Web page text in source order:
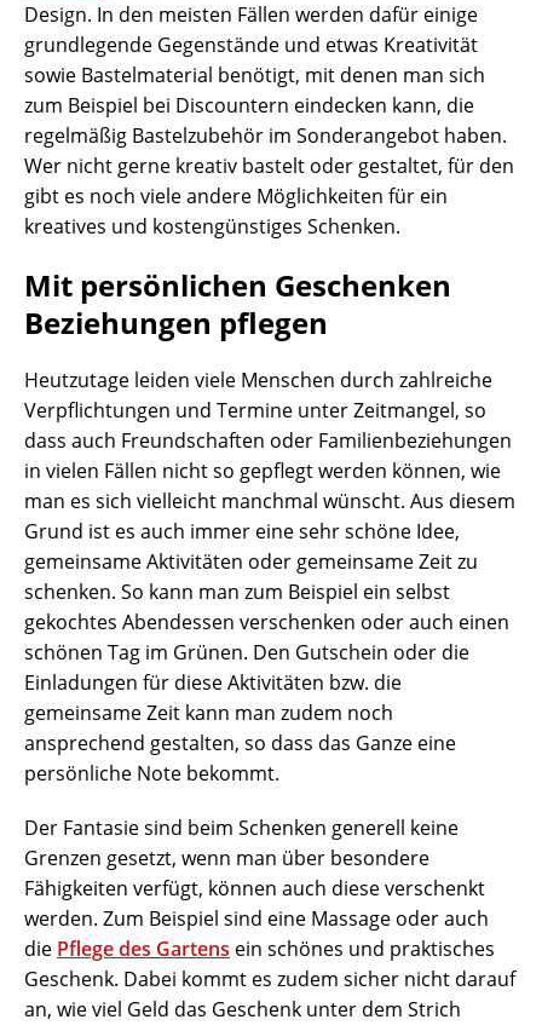
Design. In den meisten Fällen werden dafür einige
grundlegende Gegenstände und etwas Kreativität
sowie Bastelmaterial benötigt, mit denen man sich
zum Beispiel bei Discountern eindecken kann, die
regelmäßig Bastelzubehör im Sonderangebot haben.
Wer nicht gerne kreativ bastelt oder gestaltet, für den
gibt es noch viele andere Möglichkeiten für ein
kreatives und kostengünstiges Schenken.
Mit persönlichen Geschenken
Beziehungen pflegen
Heutzutage leiden viele Menschen durch zahlreiche
Verpflichtungen und Termine unter Zeitmangel, so
dass auch Freundschaften oder Familienbeziehungen
in vielen Fällen nicht so gepflegt werden können, wie
man es sich vielleicht manchmal wünscht. Aus diesem
Grund ist es auch immer eine sehr schöne Idee,
gemeinsame Aktivitäten oder gemeinsame Zeit zu
schenken. So kann man zum Beispiel ein selbst
gekochtes Abendessen verschenken oder auch einen
schönen Tag im Grünen. Den Gutschein oder die
Einladungen für diese Aktivitäten bzw. die
gemeinsame Zeit kann man zudem noch
ansprechend gestalten, so dass das Ganze eine
persönliche Note bekommt.
Der Fantasie sind beim Schenken generell keine
Grenzen gesetzt, wenn man über besondere
Fähigkeiten verfügt, können auch diese verschenkt
werden. Zum Beispiel sind eine Massage oder auch
die Pflege des Gartens ein schönes und praktisches
Geschenk. Dabei kommt es zudem sicher nicht darauf
an, wie viel Geld das Geschenk unter dem Strich